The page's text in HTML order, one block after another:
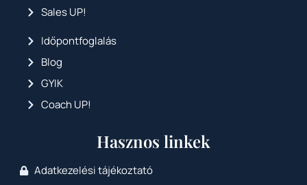
Sales UP!
Időpontfoglalás
Blog
GYIK
Coach UP!
Hasznos linkek
Adatkezelési tájékoztató